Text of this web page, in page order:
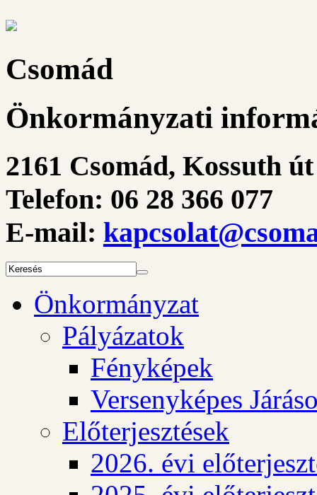
Csomád
Önkormányzati
2161 Csomád, Kossuth
Telefon: 06 28 366 077
E-mail:
Önkormányzat
Pályázatok
Fényképek
Versenyképes
Előterjesztések
2026. évi